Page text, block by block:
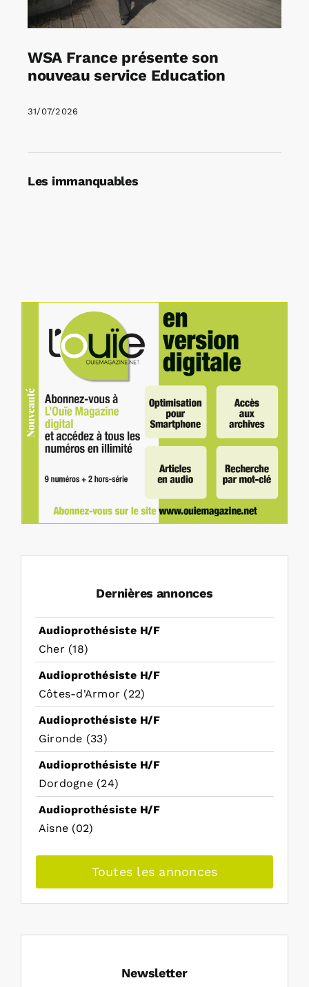
WSA France présente son
nouveau service Education
31/07/2026
Les immanquables
Dernières annonces
Audioprothésiste H/F
Cher (18)
Audioprothésiste H/F
Côtes-d'Armor (22)
Audioprothésiste H/F
Gironde (33)
Audioprothésiste H/F
Dordogne (24)
Audioprothésiste H/F
Aisne (02)
Toutes les annonces
Newsletter